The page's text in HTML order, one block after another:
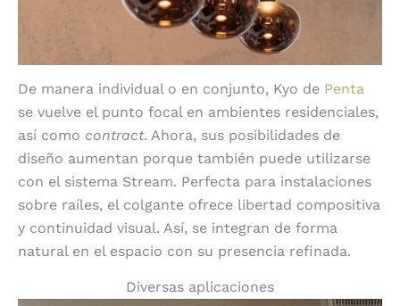
De manera individual o en conjunto, Kyo de Penta
se vuelve el punto focal en ambientes residenciales,
así como contract. Ahora, sus posibilidades de
diseño aumentan porque también puede utilizarse
con el sistema Stream. Perfecta para instalaciones
sobre raíles, el colgante ofrece libertad compositiva
y continuidad visual. Así, se integran de forma
natural en el espacio con su presencia refinada.
Diversas aplicaciones